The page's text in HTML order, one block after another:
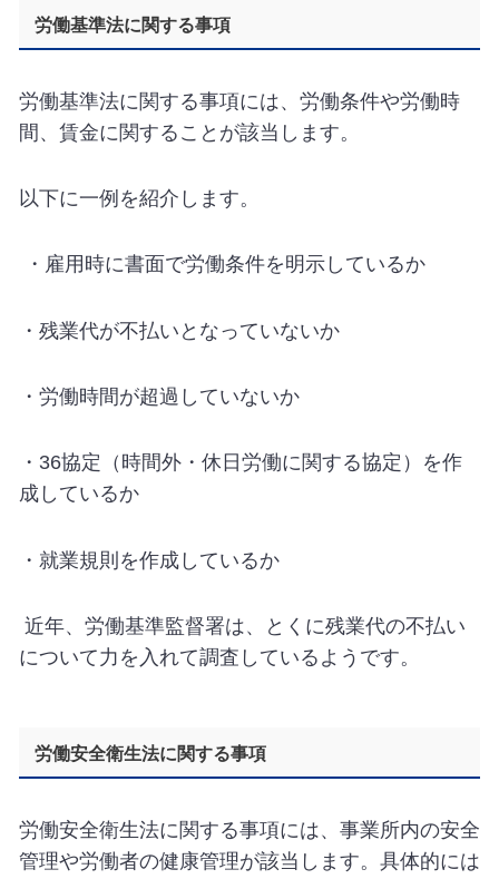
労働基準法に関する事項
労働基準法に関する事項には、労働条件や労働時
間、賃金に関することが該当します。
以下に一例を紹介します。
・雇用時に書面で労働条件を明示しているか
・残業代が不払いとなっていないか
・労働時間が超過していないか
・ 36協定（時間外・休日労働に関する協定）を作
成しているか
・就業規則を作成しているか
近年、労働基準監督署は、とくに残業代の不払い
について力を入れて調査しているようです。
労働安全衛生法に関する事項
労働安全衛生法に関する事項には、事業所内の安全
管理や労働者の健康管理が該当します。具体的には